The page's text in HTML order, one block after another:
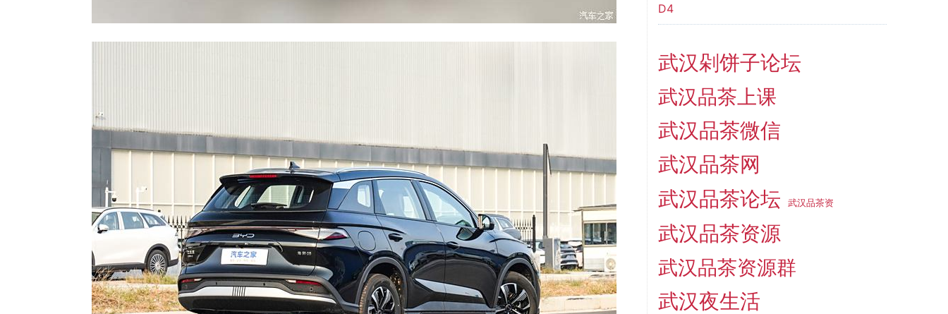
D4
武汉剁饼子论坛
武汉品茶上课
武汉品茶微信
武汉品茶网
武汉品茶论坛
武汉品茶资
武汉品茶资源
武汉品茶资源群
武汉夜生活